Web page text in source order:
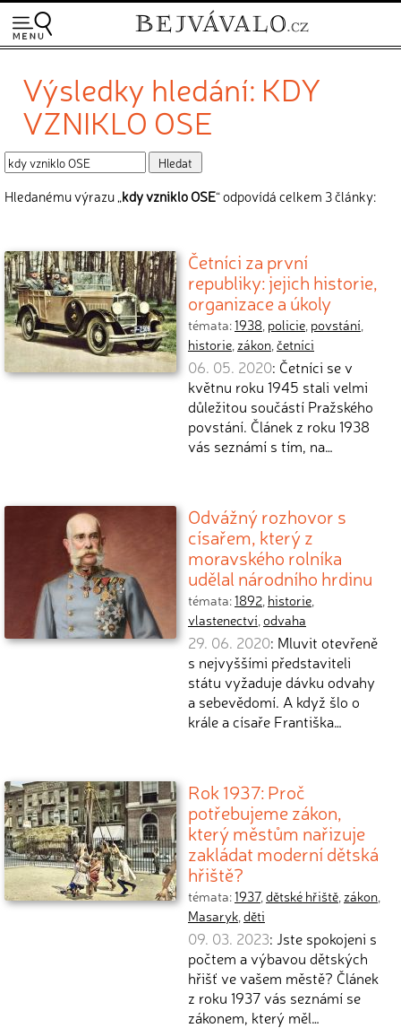
Výsledky hledání: KDY
VZNIKLO OSE
Hledanému výrazu „kdy vzniklo OSE“ odpovídá celkem 3 články:
Četníci za první
republiky: jejich historie,
organizace a úkoly
témata:1938, policie, povstání,
historie, zákon,četníci
06. 05. 2020: Četníci se v
květnu roku 1945 stali velmi
důležitou součástí Pražského
povstání. Článek z roku 1938
vás seznámí s tím, na…
Odvážný rozhovor s
císařem, který z
moravského rolníka
udělal národního hrdinu
témata:1892, historie,
vlastenectví,odvaha
29. 06. 2020: Mluvit otevřeně
s nejvyššími představiteli
státu vyžaduje dávku odvahy
a sebevědomí. A když šlo o
krále a císaře Františka…
Rok 1937: Proč
potřebujeme zákon,
který městům nařizuje
zakládat moderní dětská
hřiště?
témata:1937,dětské hřiště, zákon,
Masaryk,děti
09. 03. 2023: Jste spokojeni s
počtem a výbavou dětských
hřišť ve vašem městě? Článek
z roku 1937 vás seznámí se
zákonem, který měl…